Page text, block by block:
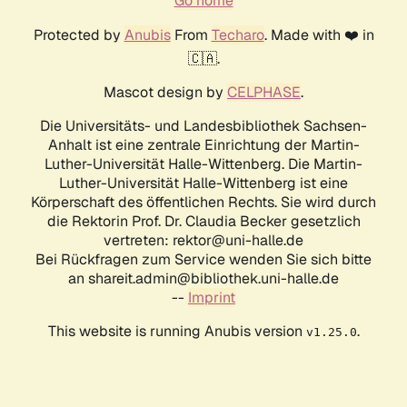
Protected by AnubisFrom Techaro. Made with ❤️ in
🇨🇦.
Mascot design by CELPHASE.
Die Universitäts- und Landesbibliothek Sachsen-
Anhalt ist eine zentrale Einrichtung der Martin-
Luther-Universität Halle-Wittenberg. Die Martin-
Luther-Universität Halle-Wittenberg ist eine
Körperschaft des öffentlichen Rechts. Sie wird durch
die Rektorin Prof. Dr. Claudia Becker gesetzlich
vertreten: rektor@uni-halle.de
Bei Rückfragen zum Service wenden Sie sich bitte
an shareit.admin@bibliothek.uni-halle.de
-- Imprint
This website is running Anubis version v1.25.0.